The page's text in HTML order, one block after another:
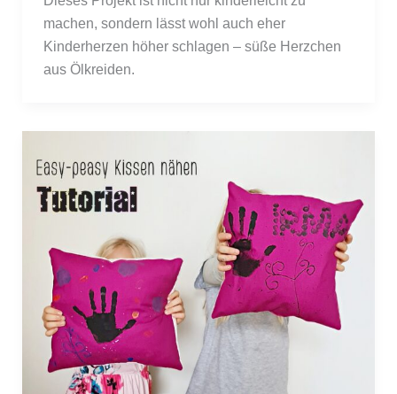
machen, sondern lässt wohl auch eher
Kinderherzen höher schlagen – süße Herzchen
aus Ölkreiden.